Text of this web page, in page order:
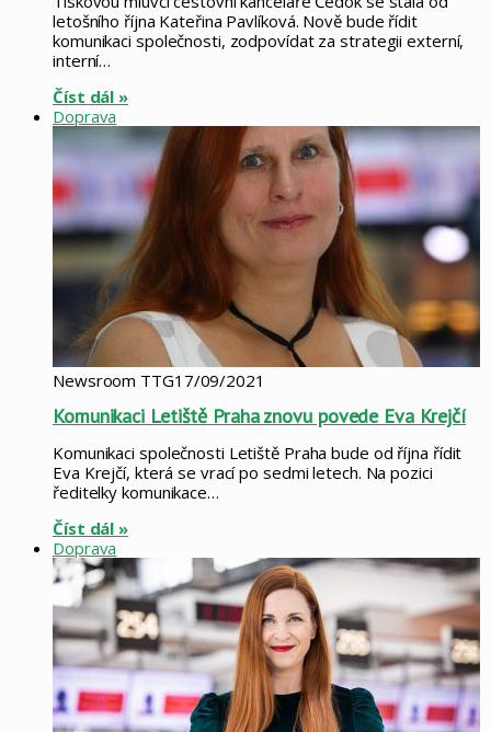
letošního října Kateřina Pavlíková. Nově bude řídit
komunikaci společnosti, zodpovídat za strategii externí,
interní…
Číst dál »
Doprava
Newsroom TTG17/09/2021
Komunikaci Letiště Praha znovu povede Eva Krejčí
Komunikaci společnosti Letiště Praha bude od října řídit
Eva Krejčí, která se vrací po sedmi letech. Na pozici
ředitelky komunikace…
Číst dál »
Doprava